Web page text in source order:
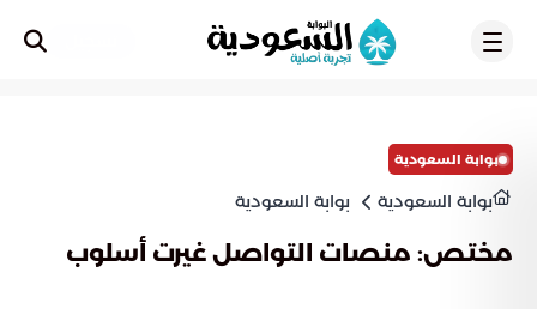
بوابة السعودية
بوابة السعودية بوابة السعودية
مختص: منصات التواصل غيرت أسلوب